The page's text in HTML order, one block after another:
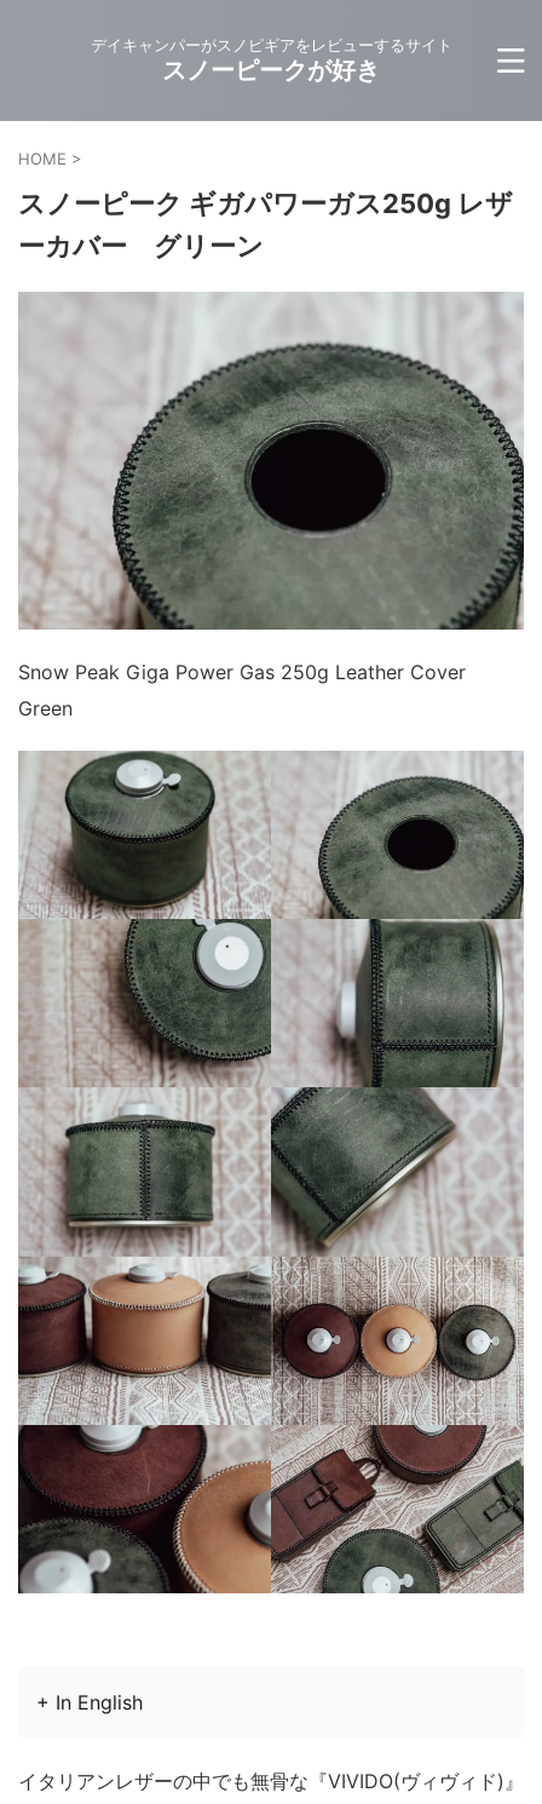
デイキャンパーがスノピギアをレビューするサイト
スノーピークが好き
HOME >
スノーピーク ギガパワーガス250g レザ
ーカバー グリーン
Snow Peak Giga Power Gas 250g Leather Cover
Green
+ In English
イタリアンレザーの中でも無骨な『VIVIDO(ヴィヴィド)』